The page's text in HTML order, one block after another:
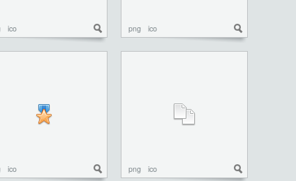
ico png ico
ico png ico